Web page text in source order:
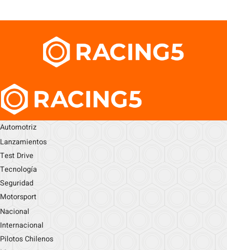
Automotriz
Lanzamientos
Test Drive
Tecnología
Seguridad
Motorsport
Nacional
Internacional
Pilotos Chilenos